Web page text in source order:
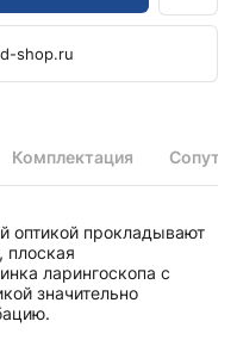
Комплектация
оптикой прокладывают
плоская
ларингоскопа с
значительно
shop.ru